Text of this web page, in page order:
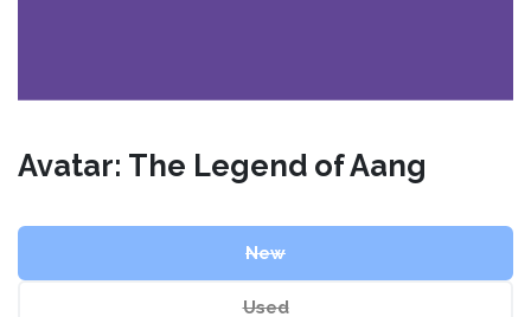
Avatar: The Legend of Aang
New
Used